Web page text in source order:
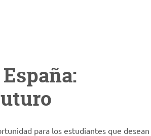
para los estudiantes que desean